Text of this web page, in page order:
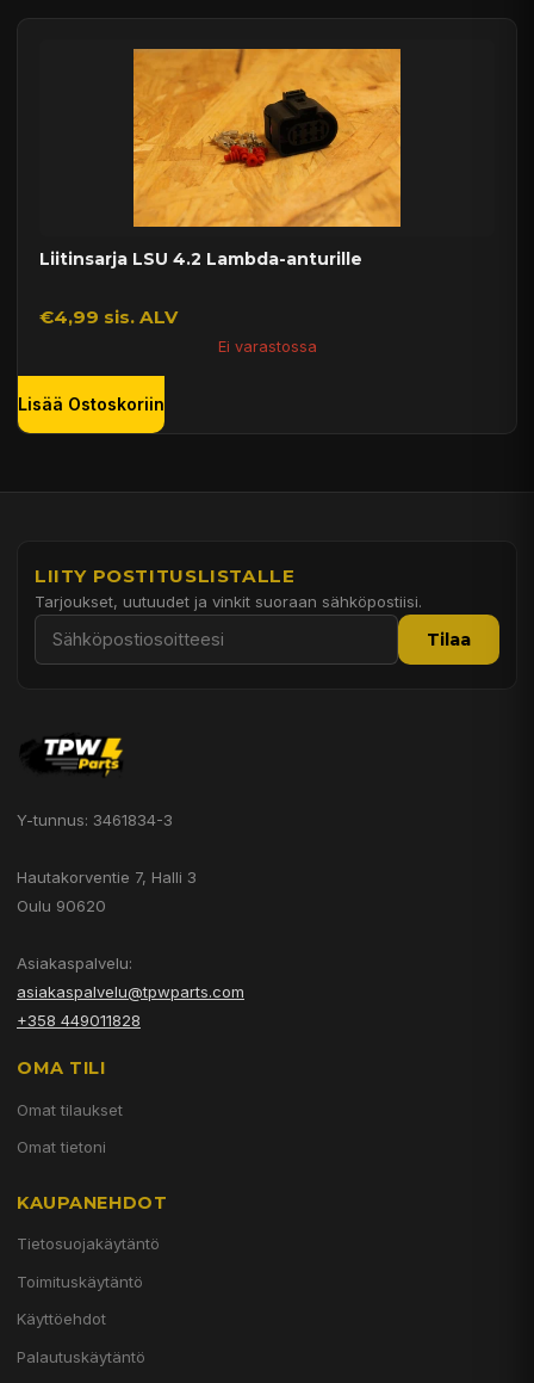
Liitinsarja LSU 4.2 Lambda-anturille
€4,99 sis. ALV
Ei varastossa
Lisää Ostoskoriin
LIITY POSTITUSLISTALLE
Tarjoukset, uutuudet ja vinkit suoraan sähköpostiisi.
Tilaa
Y-tunnus: 3461834-3
Hautakorventie 7, Halli 3
Oulu 90620
Asiakaspalvelu:
asiakaspalvelu@tpwparts.com
+358 449011828
OMA TILI
Omat tilaukset
Omat tietoni
KAUPANEHDOT
Tietosuojakäytäntö
Toimituskäytäntö
Käyttöehdot
Palautuskäytäntö